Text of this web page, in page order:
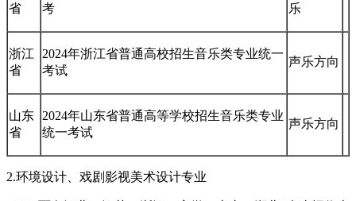
省
考
乐
浙江
省
2024年浙江省普通高校招生音乐类专业统一
考试
声乐方向
山东
省
2024年山东省普通高等学校招生音乐类专业
统一考试
声乐方向
2.环境设计、戏剧影视美术设计专业